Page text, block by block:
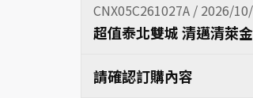
CNX05C261027A / 2026/
超值泰北雙城 清邁清萊
請確認訂購內容